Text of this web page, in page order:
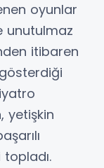
oyunlar
unutulmaz
itibaren
yetişkin